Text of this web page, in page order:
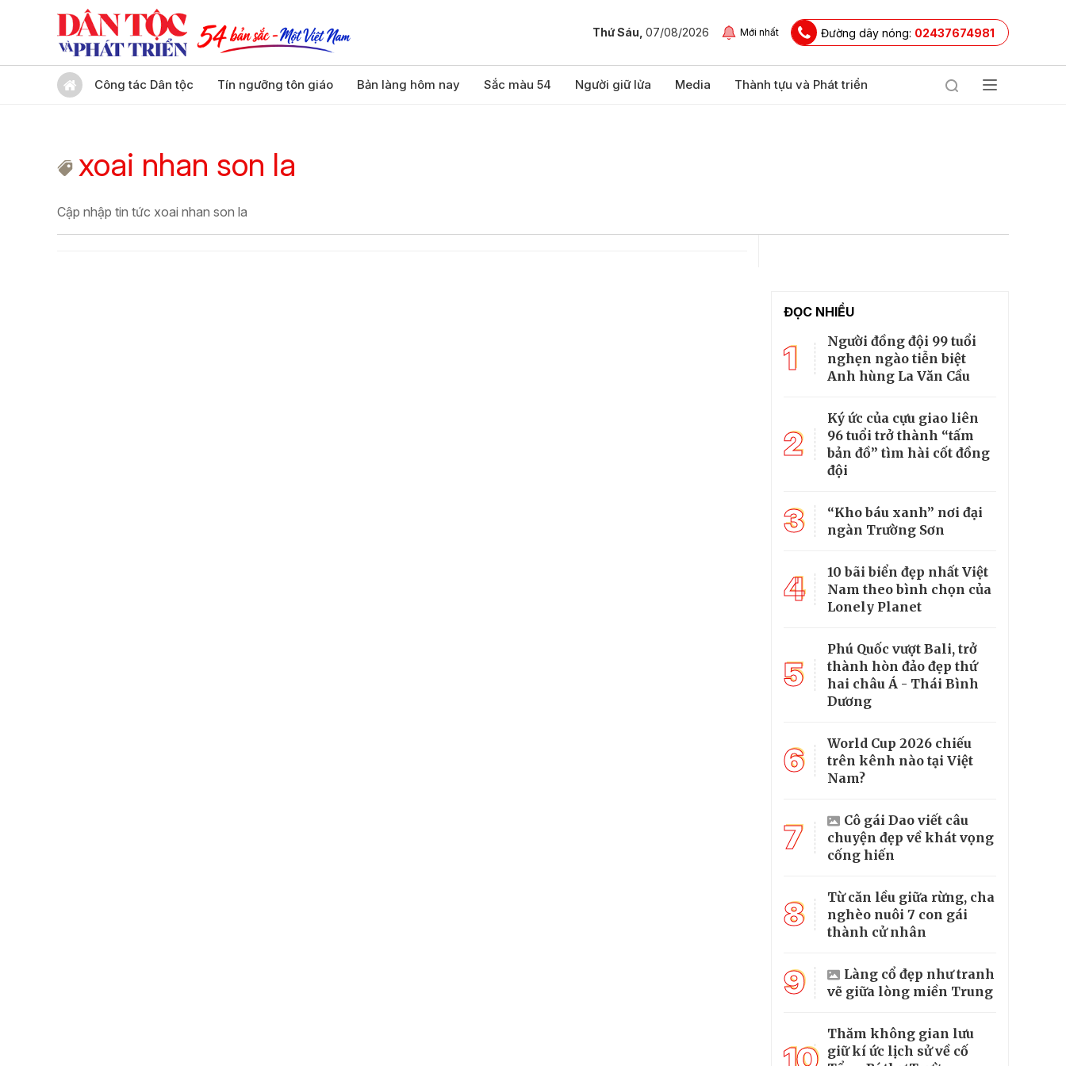
Thứ Sáu, 07/08/2026 Mới nhất Đường dây nóng: 02437674981
Công tác Dân tộc Tín ngưỡng tôn giáo Bản làng hôm nay Sắc màu 54 Người giữ lửa Media Thành tựu và Phát triển
xoai nhan son la
Cập nhập tin tức xoai nhan son la
ĐỌC NHIỀU
1
Người đồng đội 99 tuổi
nghẹn ngào tiễn biệt
Anh hùng La Văn Cầu
2
Ký ức của cựu giao liên
96 tuổi trở thành “tấm
bản đồ” tìm hài cốt đồng
đội
3
“Kho báu xanh” nơi đại
ngàn Trường Sơn
4
10 bãi biển đẹp nhất Việt
Nam theo bình chọn của
Lonely Planet
5
Phú Quốc vượt Bali, trở
thành hòn đảo đẹp thứ
hai châu Á - Thái Bình
Dương
6
World Cup 2026 chiếu
trên kênh nào tại Việt
Nam?
7
Cô gái Dao viết câu
chuyện đẹp về khát vọng
cống hiến
8
Từ căn lều giữa rừng, cha
nghèo nuôi 7 con gái
thành cử nhân
9
Làng cổ đẹp như tranh
vẽ giữa lòng miền Trung
Thăm không gian lưu
giữ kí ức lịch sử về cố